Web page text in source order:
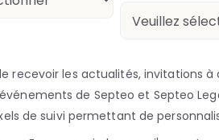
recevoir les actualités, invitations à
de Septeo et Septeo
de suivi permettant de